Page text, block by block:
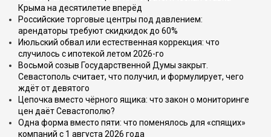
Крыма на десятилетие вперёд
Российские торговые центры под давлением:
арендаторы требуют скидкидок до 60%
Июльский обвал или естественная коррекция: что
случилось с ипотекой летом 2026-го
Восьмой созыв Государственной Думы закрыт.
Севастополь считает, что получил, и формулирует, чего
ждёт от девятого
Цепочка вместо чёрного ящика: что закон о мониторинге
цен даёт Севастополю?
Одна форма вместо пяти: что поменялось для «спящих»
компаний с 1 августа 2026 года